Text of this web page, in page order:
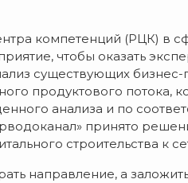
компетенций (РЦК) в
чтобы оказать
существующих бизнес-
продуктового потока,
анализа и по
принято
строительства к
направление, а